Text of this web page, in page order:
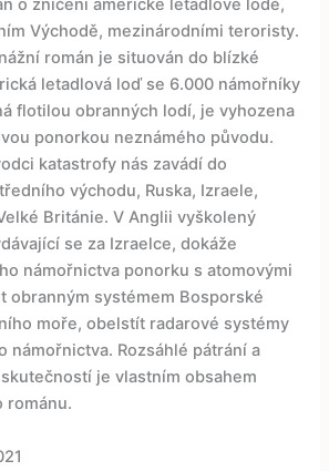
o zničení americké letadlové lodě,
Východě, mezinárodními teroristy.
román je situován do blízké
letadlová loď se 6.000 námořníky
flotilou obranných lodí, je vyhozena
ponorkou neznámého původu.
katastrofy nás zavádí do
východu, Ruska, Izraele,
Británie. V Anglii vyškolený
se za Izraelce, dokáže
námořnictva ponorku s atomovými
obranným systémem Bosporské
moře, obelstít radarové systémy
námořnictva. Rozsáhlé pátrání a
je vlastním obsahem
románu.